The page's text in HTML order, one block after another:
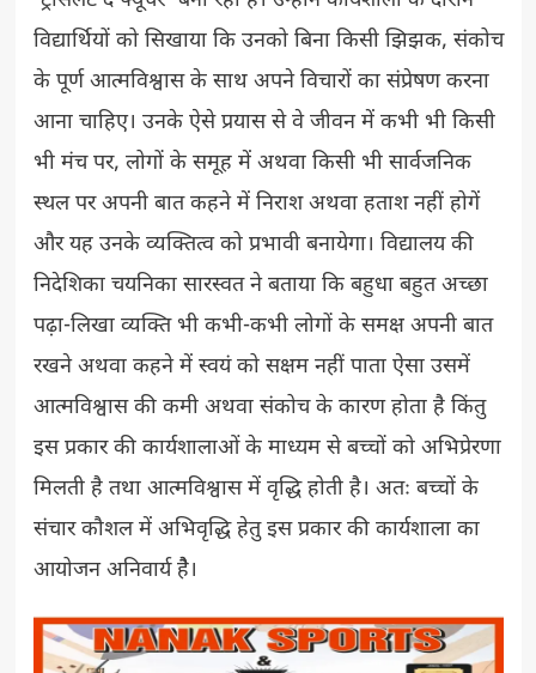
विद्यार्थियों को सिखाया कि उनको बिना किसी झिझक, संकोच
के पूर्ण आत्मविश्वास के साथ अपने विचारों का संप्रेषण करना
आना चाहिए। उनके ऐसे प्रयास से वे जीवन में कभी भी किसी
भी मंच पर, लोगों के समूह में अथवा किसी भी सार्वजनिक
स्थल पर अपनी बात कहने में निराश अथवा हताश नहीं होगें
और यह उनके व्यक्तित्व को प्रभावी बनायेगा। विद्यालय की
निदेशिका चयनिका सारस्वत ने बताया कि बहुधा बहुत अच्छा
पढ़ा-लिखा व्यक्ति भी कभी-कभी लोगों के समक्ष अपनी बात
रखने अथवा कहने में स्वयं को सक्षम नहीं पाता ऐसा उसमें
आत्मविश्वास की कमी अथवा संकोच के कारण होता है किंतु
इस प्रकार की कार्यशालाओं के माध्यम से बच्चों को अभिप्रेरणा
मिलती है तथा आत्मविश्वास में वृद्धि होती है। अतः बच्चों के
संचार कौशल में अभिवृद्धि हेतु इस प्रकार की कार्यशाला का
आयोजन अनिवार्य हैै।